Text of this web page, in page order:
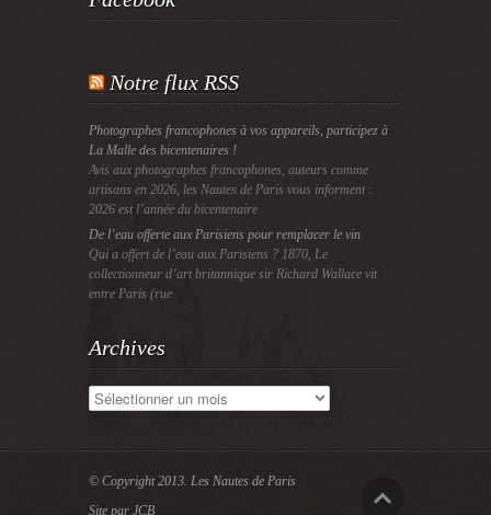
Notre flux RSS
Photographes francophones à vos appareils, participez à
La Malle des bicentenaires !
Avis aux photographes francophones, auteurs comme
artisans en 2026, les Nautes de Paris vous informent :
2026 est l’année du bicentenaire
De l’eau offerte aux Parisiens pour remplacer le vin
Qui a offert de l’eau aux Parisiens ? 1870, Le
collectionneur d’art britannique sir Richard Wallace vit
entre Paris (rue
Archives
Archives
© Copyright 2013. Les Nautes de Paris
Site par JCB